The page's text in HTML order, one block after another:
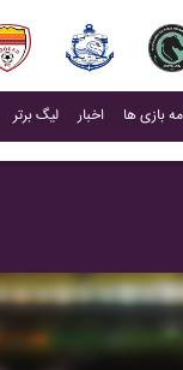
لیگ برتر اخبار(current)